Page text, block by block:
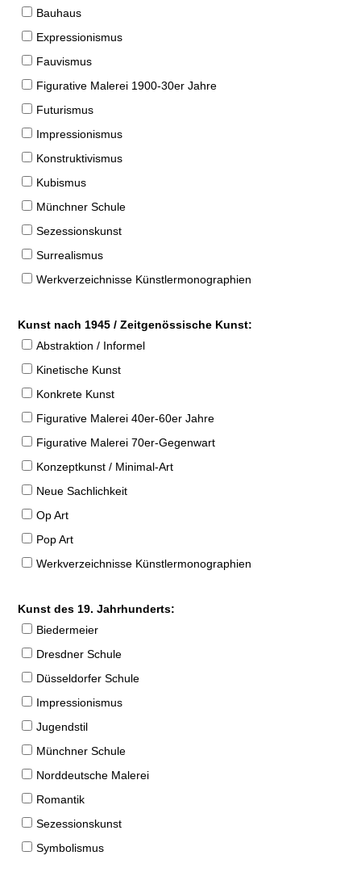
Bauhaus
Expressionismus
Fauvismus
Figurative Malerei 1900-30er Jahre
Futurismus
Impressionismus
Konstruktivismus
Kubismus
Münchner Schule
Sezessionskunst
Surrealismus
Werkverzeichnisse Künstlermonographien
Kunst nach 1945 / Zeitgenössische Kunst:
Abstraktion / Informel
Kinetische Kunst
Konkrete Kunst
Figurative Malerei 40er-60er Jahre
Figurative Malerei 70er-Gegenwart
Konzeptkunst / Minimal-Art
Neue Sachlichkeit
Op Art
Pop Art
Werkverzeichnisse Künstlermonographien
Kunst des 19. Jahrhunderts:
Biedermeier
Dresdner Schule
Düsseldorfer Schule
Impressionismus
Jugendstil
Münchner Schule
Norddeutsche Malerei
Romantik
Sezessionskunst
Symbolismus